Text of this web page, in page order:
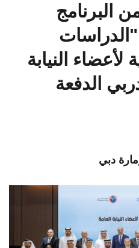
البرنامج
"الدراسات
لأعضاء النيابة
الدفعة
دبي